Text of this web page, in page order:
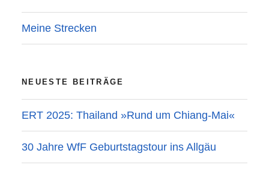
Meine Strecken
NEUESTE BEITRÄGE
ERT 2025: Thailand »Rund um Chiang-Mai«
30 Jahre WfF Geburtstagstour ins Allgäu